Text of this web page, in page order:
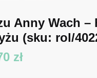
Anny Wach –
(sku: rol/
złZakres